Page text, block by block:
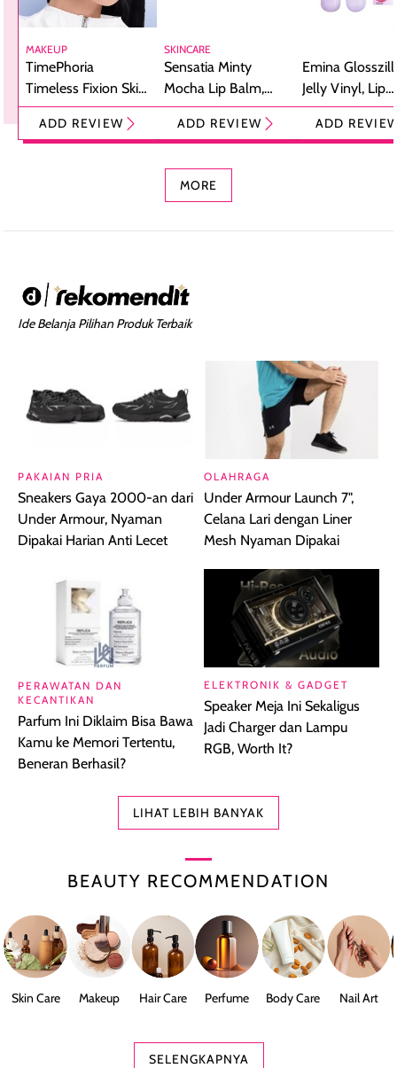
MAKEUP
TimePhoria
Timeless Fixion Skin
Tint Stick,
Foundation dan
ADD REVIEW
SKINCARE
Sensatia Minty
Mocha Lip Balm,
Pelembap Bibir
dengan Aroma
ADD REVIEW
Emina
Jelly Vinyl, Lip
Cream Glossy
Ringan
ADD
MORE
Ide Belanja Pilihan Produk Terbaik
PAKAIAN PRIA
Sneakers Gaya 2000-an dari
Under Armour, Nyaman
Dipakai Harian Anti Lecet
OLAHRAGA
Under Armour Launch 7",
Celana Lari dengan Liner
Mesh Nyaman Dipakai
PERAWATAN DAN
KECANTIKAN
Parfum Ini Diklaim Bisa Bawa
Kamu ke Memori Tertentu,
Beneran Berhasil?
ELEKTRONIK & GADGET
Speaker Meja Ini Sekaligus
Jadi Charger dan Lampu
RGB, Worth It?
LIHAT LEBIH BANYAK
BEAUTY RECOMMENDATION
Skin Care Makeup Hair Care Perfume Body Care Nail Art
SELENGKAPNYA